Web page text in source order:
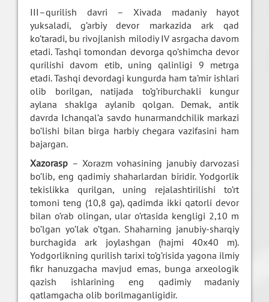
III–qurilish davri – Xivada madaniy hayot
yuksaladi, g’arbiy devor markazida ark qad
ko’taradi, bu rivojlanish milodiy IV asrgacha davom
etadi. Tashqi tomondan devorga qo’shimcha devor
qurilishi davom etib, uning qalinligi 9 metrga
etadi. Tashqi devordagi kungurda ham ta’mir ishlari
olib borilgan, natijada to’g’riburchakli kungur
aylana shaklga aylanib qolgan. Demak, antik
davrda Ichanqal’a savdo hunarmandchilik markazi
bo’lishi bilan birga harbiy chegara vazifasini ham
bajargan.
Xazorasp – Xorazm vohasining janubiy darvozasi
bo’lib, eng qadimiy shaharlardan biridir. Yodgorlik
tekislikka qurilgan, uning rejalashtirilishi to’rt
tomoni teng (10,8 ga), qadimda ikki qatorli devor
bilan o’rab olingan, ular o’rtasida kengligi 2,10 m
bo’lgan yo’lak o’tgan. Shaharning janubiy-sharqiy
burchagida ark joylashgan (hajmi 40x40 m).
Yodgorlikning qurilish tarixi to’g’risida yagona ilmiy
fikr hanuzgacha mavjud emas, bunga arxeologik
qazish ishlarining eng qadimiy madaniy
qatlamgacha olib borilmaganligidir.